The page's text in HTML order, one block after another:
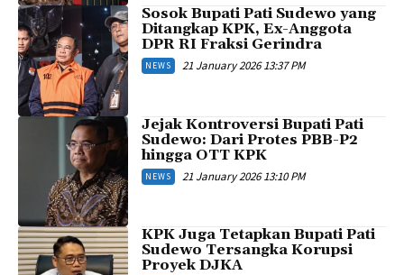
Sosok Bupati Pati Sudewo yang
Ditangkap KPK, Ex-Anggota
DPR RI Fraksi Gerindra
NEWS 21 January 2026 13:37 PM
Jejak Kontroversi Bupati Pati
Sudewo: Dari Protes PBB-P2
hingga OTT KPK
NEWS 21 January 2026 13:10 PM
KPK Juga Tetapkan Bupati Pati
Sudewo Tersangka Korupsi
Proyek DJKA